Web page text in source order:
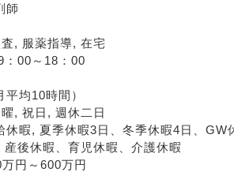
師
査, 服薬指導, 在宅
：00～18：00
平均10時間）
, 祝日, 週休二日
休暇, 夏季休暇3日、冬季休暇4日、GW
後休暇、育児休暇、介護休暇
万円～600万円